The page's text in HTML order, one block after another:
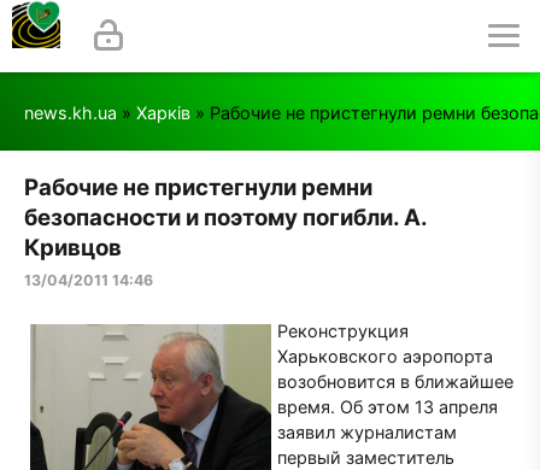
news.kh.ua » Харків » Рабочие не пристегнули ремни
Рабочие не пристегнули ремни
безопасности и поэтому погибли. А.
Кривцов
13/04/2011 14:46
Реконструкция
Харьковского аэропорта
возобновится в ближайшее
время. Об этом 13 апреля
заявил журналистам
первый заместитель